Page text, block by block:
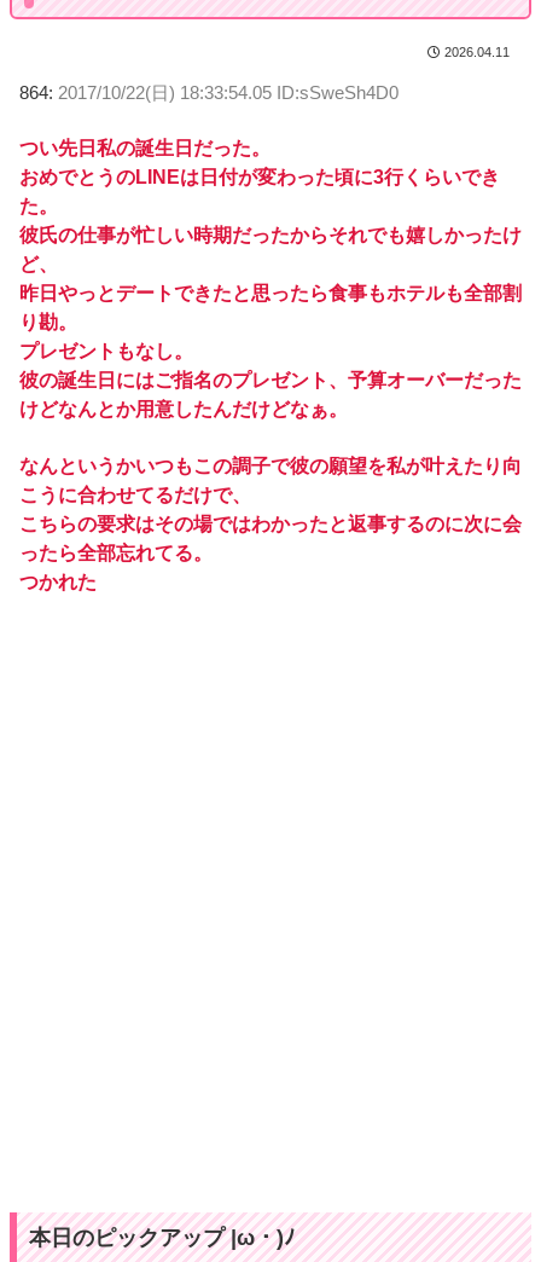
2026.04.11
864: 2017/10/22(日) 18:33:54.05 ID:sSweSh4D0
つい先日私の誕生日だった。
おめでとうのLINEは日付が変わった頃に3行くらいでき
た。
彼氏の仕事が忙しい時期だったからそれでも嬉しかったけ
ど、
昨日やっとデートできたと思ったら食事もホテルも全部割
り勘。
プレゼントもなし。
彼の誕生日にはご指名のプレゼント、予算オーバーだった
けどなんとか用意したんだけどなぁ。
なんというかいつもこの調子で彼の願望を私が叶えたり向
こうに合わせてるだけで、
こちらの要求はその場ではわかったと返事するのに次に会
ったら全部忘れてる。
つかれた
本日のピックアップ |ω・)ﾉ